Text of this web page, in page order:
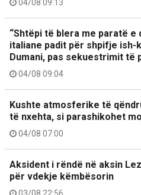
04/08 09:13
“Shtëpi të blera me paratë e
italiane padit për shpifje ish-
Dumani, pas sekuestrimit të
04/08 09:04
Kushte atmosferike të
të nxehta, si parashikohet
04/08 07:00
Aksident i rëndë në aksin
për vdekje këmbësorin